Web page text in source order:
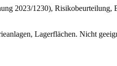
2023/1230), Risikobeurteilung,
Lagerflächen. Nicht